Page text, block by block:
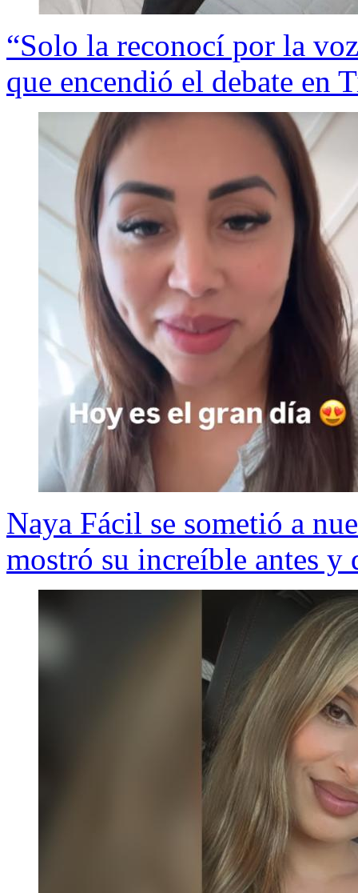
“Solo la reconocí por la
que encendió el debate en
Naya Fácil se sometió a
mostró su increíble antes y